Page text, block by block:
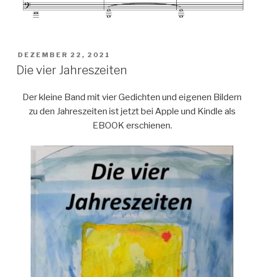
VERÖFFENTLICHT
AM
DEZEMBER 22, 2021
Die vier Jahreszeiten
Der kleine Band mit vier Gedichten und eigenen Bildern
zu den Jahreszeiten ist jetzt bei Apple und Kindle als
EBOOK erschienen.